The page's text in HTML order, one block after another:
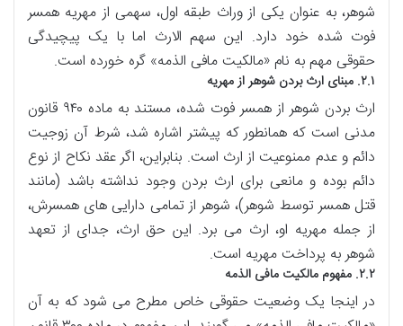
شوهر، به عنوان یکی از وراث طبقه اول، سهمی از مهریه همسر
فوت شده خود دارد. این سهم الارث اما با یک پیچیدگی
حقوقی مهم به نام «مالکیت مافی الذمه» گره خورده است.
۲.۱. مبنای ارث بردن شوهر از مهریه
ارث بردن شوهر از همسر فوت شده، مستند به ماده ۹۴۰ قانون
مدنی است که همانطور که پیشتر اشاره شد، شرط آن زوجیت
دائم و عدم ممنوعیت از ارث است. بنابراین، اگر عقد نکاح از نوع
دائم بوده و مانعی برای ارث بردن وجود نداشته باشد (مانند
قتل همسر توسط شوهر)، شوهر از تمامی دارایی های همسرش،
از جمله مهریه او، ارث می برد. این حق ارث، جدای از تعهد
شوهر به پرداخت مهریه است.
۲.۲. مفهوم مالکیت مافی الذمه
در اینجا یک وضعیت حقوقی خاص مطرح می شود که به آن